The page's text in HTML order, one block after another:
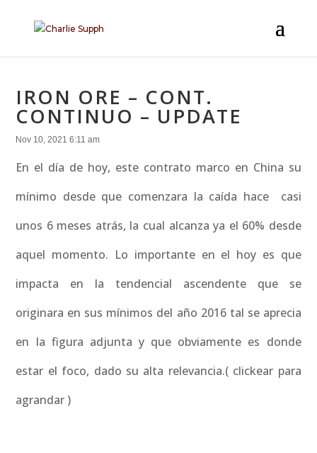
IRON ORE – CONT.
CONTINUO – UPDATE
Nov 10, 2021 6:11 am
En el día de hoy, este contrato marco en China su
mínimo desde que comenzara la caída hace casi
unos 6 meses atrás, la cual alcanza ya el 60% desde
aquel momento. Lo importante en el hoy es que
impacta en la tendencial ascendente que se
originara en sus mínimos del año 2016 tal se aprecia
en la figura adjunta y que obviamente es donde
estar el foco, dado su alta relevancia.( clickear para
agrandar )